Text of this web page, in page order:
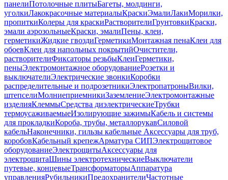
панелиПотолочные плитыБагеты, молдинги,
уголкиЛакокрасочные материалыКраскиЭмалиЛакиМорилки,
пропиткиКолеры для краскиРастворителиГрунтовкиКраски,
эмали аэрозольныеКраски, эмалиПены, клеи,
герметикиЖидкие гвоздиГерметикиМонтажная пенаКлеи для
обоевКлеи для напольных покрытийОчистители,
растворителиФиксаторы резьбыКлеиГерметики,
пеныЭлектромонтажное оборудованиеРозетки и
выключателиЭлектрические звонкиКоробки
распределительные и подрозетникиЭлектропатроныВилки,
штепселиМолниеприемникиЗаземлениеЭлектромонтажные
изделияКлеммыСредства диэлектрическиеТрубки
термоусаживаемыеИзолирующие зажимыКабель и системы
для прокладкиКороба, трубы, металлорукавСиловой
кабельНаконечники, гильзы кабельные Аксессуары для труб,
коробовКабельный крепежАрматура СИПЭлектрощитовое
оборудованиеЭлектрощитыАксессуары для
электрощитаШины электротехническиеВыключатели
путевые, концевыеТрансформаторыАппаратура
управленияРубильникиПредохранителиЧастотные